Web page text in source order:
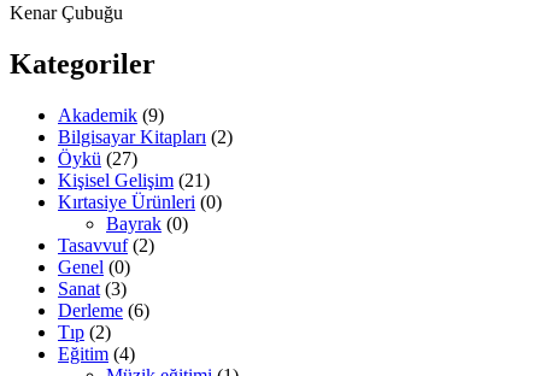
Kenar Çubuğu
Kategoriler
Akademik (9)
Bilgisayar Kitapları (2)
Öykü (27)
Kişisel Gelişim (21)
Kırtasiye Ürünleri (0)
Bayrak (0)
Tasavvuf (2)
Genel (0)
Sanat (3)
Derleme (6)
Tıp (2)
Eğitim (4)